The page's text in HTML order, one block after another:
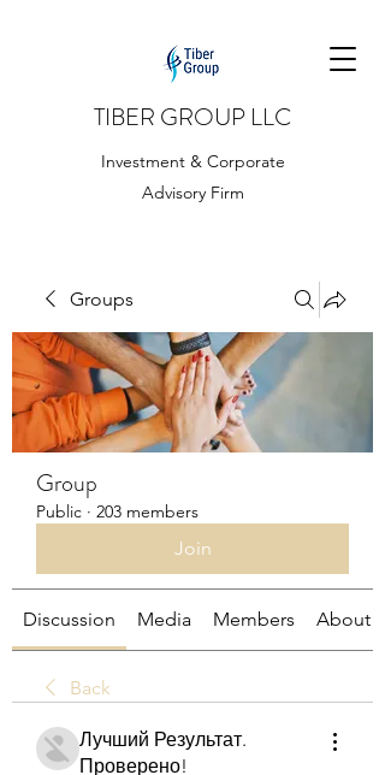
TIBER GROUP LLC
Investment & Corporate
Advisory Firm
Groups
Group
Public · 203 members
Join
Discussion Media Members About
Back
Лучший Результат.
Проверено!